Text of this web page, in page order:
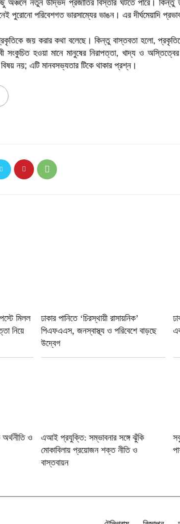
অঞ্চলে নতুন উদ্ভিদ প্রজাতির বিস্তার ঘটতে পারে। কিন্তু
পুরোনো পরিবেশগত ভারসাম্যের ভাঙন। এর দীর্ঘমেয়াদি
জয় করার কথা বলেছে। কিন্তু বাস্তবতা হলো,
সংকুচিত হওয়া মানে মানুষের নিরাপত্তা, খাদ্য ও
নয়; এটি মানবসভ্যতার টিকে থাকার প্রশ্ন।
মিলল
নিয়ে
ঢাকার পানিতে ‘চিরস্থায়ী রাসায়নিক’
পিএফএএস, জনস্বাস্থ্য ও পরিবেশে বাড়ছে
উদ্বেগ
অর্থনীতি ও
এআই প্রযুক্তি: সম্ভাবনার সঙ্গে ঝুঁকি
মোকাবিলায় প্রয়োজন শক্ত নীতি ও
বাস্তবায়ন